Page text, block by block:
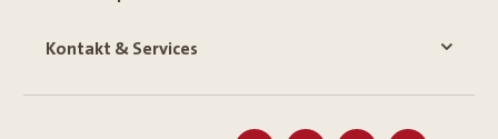
Kontakt & Services